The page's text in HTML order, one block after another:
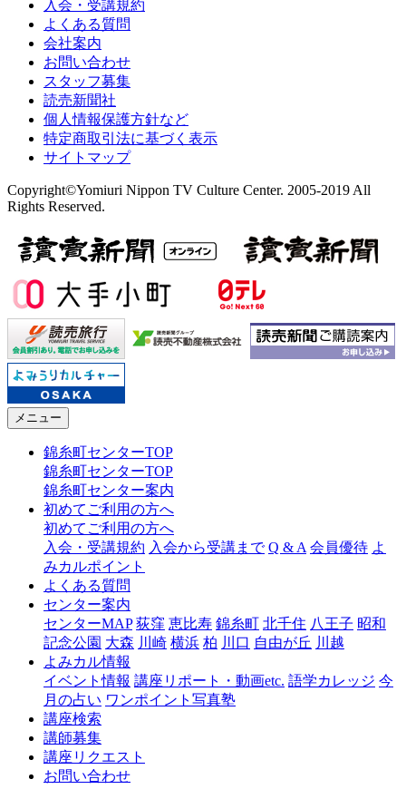
入会・受講規約
よくある質問
会社案内
お問い合わせ
スタッフ募集
読売新聞社
個人情報保護方針など
特定商取引法に基づく表示
サイトマップ
Copyright©Yomiuri Nippon TV Culture Center. 2005-2019 All
Rights Reserved.
メニュー
錦糸町センターTOP
錦糸町センターTOP
錦糸町センター案内
初めてご利用の方へ
初めてご利用の方へ
入会・受講規約 入会から受講まで Q & A 会員優待 よ
みカルポイント
よくある質問
センター案内
センターMAP 荻窪 恵比寿 錦糸町 北千住 八王子 昭和
記念公園 大森 川崎 横浜 柏 川口 自由が丘 川越
よみカル情報
イベント情報 講座リポート・動画etc. 語学カレッジ 今
月の占い ワンポイント写真塾
講座検索
講師募集
講座リクエスト
お問い合わせ